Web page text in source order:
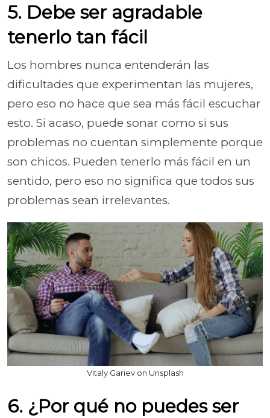
5. Debe ser agradable
tenerlo tan fácil
Los hombres nunca entenderán las
dificultades que experimentan las mujeres,
pero eso no hace que sea más fácil escuchar
esto. Si acaso, puede sonar como si sus
problemas no cuentan simplemente porque
son chicos. Pueden tenerlo más fácil en un
sentido, pero eso no significa que todos sus
problemas sean irrelevantes.
Vitaly Gariev on Unsplash
6. ¿Por qué no puedes ser